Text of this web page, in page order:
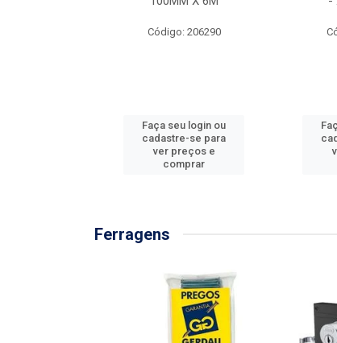
Código: 206290
Faça seu login ou
cadastre-se para
ver preços e
comprar
Ferragens